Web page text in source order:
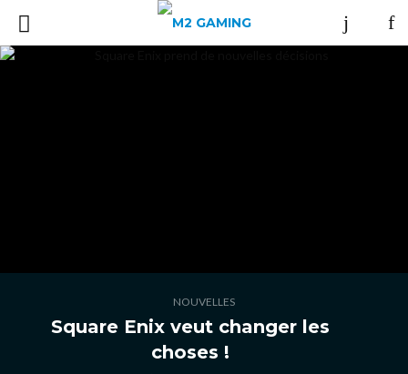
NOUVELLES
Square Enix veut changer les
choses !